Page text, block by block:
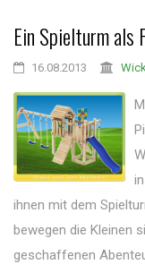
Ein Spielturm als
16.08.2013
ihnen mit dem
bewegen die Kleinen
geschaffenen